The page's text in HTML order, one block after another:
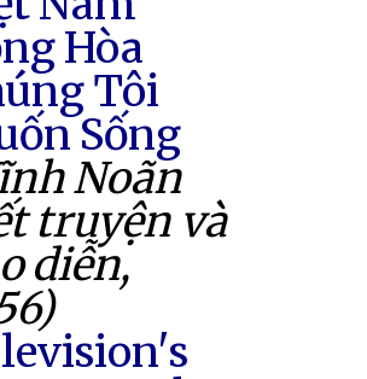
Hòa
Tôi
Sống
Noãn
truyện và
diễn,